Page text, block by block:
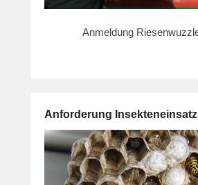
Anmeldung
Anforderung Insekteneinsatz